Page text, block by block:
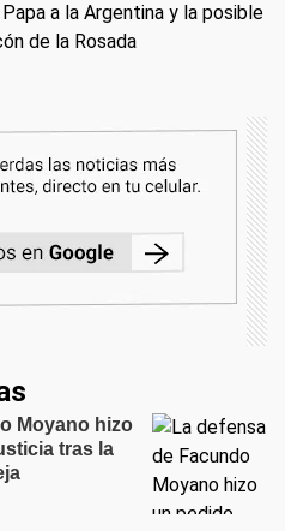
a la Argentina y la posible
de la Rosada
Moyano hizo
tras la